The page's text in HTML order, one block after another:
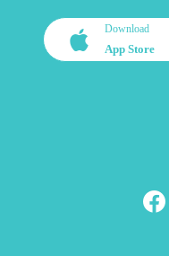
Download
App Store